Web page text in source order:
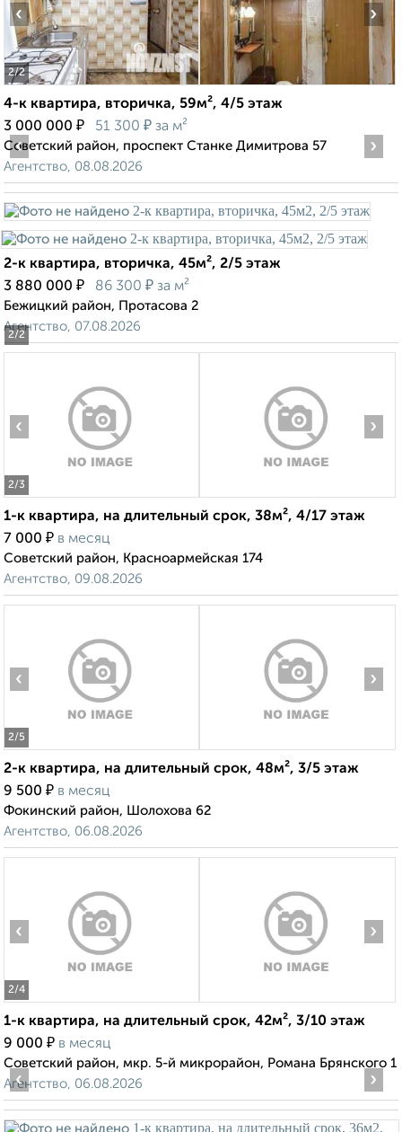
2/2
‹ ›
4-к квартира, вторичка, 59м², 4/5 этаж
3 000 000 ₽ 51 300 ₽ за м²
Советский район, проспект Станке Димитрова 57
Агентство, 08.08.2026
2/2
‹ ›
2-к квартира, вторичка, 45м², 2/5 этаж
3 880 000 ₽ 86 300 ₽ за м²
Бежицкий район, Протасова 2
Агентство, 07.08.2026
2/3
‹ ›
1-к квартира, на длительный срок, 38м², 4/17 этаж
7 000 ₽ в месяц
Советский район, Красноармейская 174
Агентство, 09.08.2026
2/5
‹ ›
2-к квартира, на длительный срок, 48м², 3/5 этаж
9 500 ₽ в месяц
Фокинский район, Шолохова 62
Агентство, 06.08.2026
2/4
‹ ›
1-к квартира, на длительный срок, 42м², 3/10 этаж
9 000 ₽ в месяц
Советский район, мкр. 5-й микрорайон, Романа Брянского 1
Агентство, 06.08.2026
‹ ›